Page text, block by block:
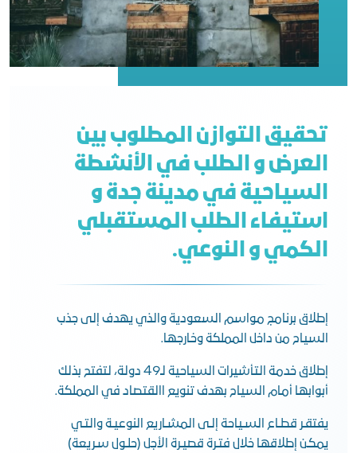
تحقيق التوازن المطلوب بين
العرض و الطلب في الأنشطة
السياحية في مدينة جدة و
استيفاء الطلب المستقبلي
الكمي و النوعي.
إطلاق برنامج مواسم السعودية والذي يهدف إلى جذب
السياح من داخل المملكة وخارجها.
إطلاق خدمة التأشيرات السياحية لـ49 دولة، لتفتح بذلك
أبوابها أمام السياح بهدف تنويع االقتصاد في المملكة.
يفتقـر قطـاع السـياحة إلـى المشـاريع النوعيـة والتـي
يمكـن إطلاقها خلال فتـرة قصيـرة الأجل (حلـول سـريعة)